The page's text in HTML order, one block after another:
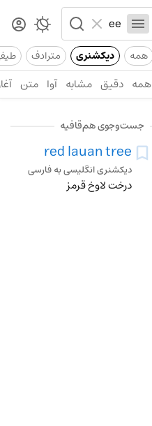
همه دیکشنری مترادف
همه دقیق مشابه آوا متن
جست‌وجوی هم‌قافیه
red lauan tree
دیکشنری انگلیسی به فارسی
درخت لاوخ قرمز